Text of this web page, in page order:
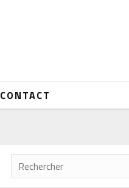
CONTACT